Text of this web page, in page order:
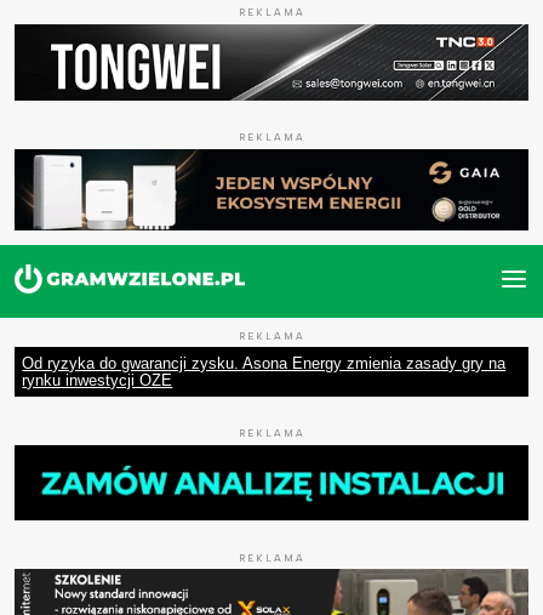
REKLAMA
REKLAMA
REKLAMA
Od ryzyka do gwarancji zysku. Asona Energy zmienia zasady gry na
rynku inwestycji OZE
REKLAMA
REKLAMA